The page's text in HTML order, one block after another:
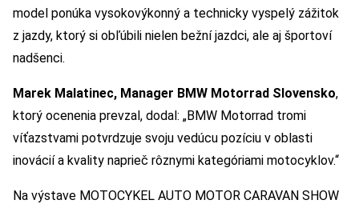
model ponúka vysokovýkonný a technicky vyspelý zážitok
z jazdy, ktorý si obľúbili nielen bežní jazdci, ale aj športoví
nadšenci.
Marek Malatinec, Manager BMW Motorrad Slovensko,
ktorý ocenenia prevzal, dodal: „BMW Motorrad tromi
víťazstvami potvrdzuje svoju vedúcu pozíciu v oblasti
inovácií a kvality naprieč rôznymi kategóriami motocyklov.“
Na výstave MOTOCYKEL AUTO MOTOR CARAVAN SHOW